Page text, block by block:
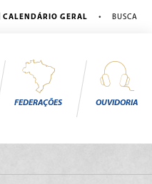
CALENDÁRIO GERAL • BUSCA
FEDERAÇÕES OUVIDORIA